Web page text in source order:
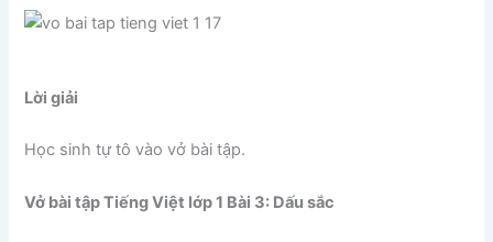
Lời giải
Học sinh tự tô vào vở bài tập.
Vở bài tập Tiếng Việt lớp 1 Bài 3: Dấu sắc